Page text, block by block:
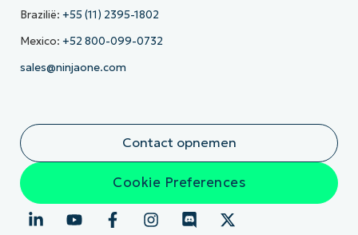
Brazilië: +55 (11) 2395-1802
Mexico: +52 800-099-0732
sales@ninjaone.com
Contact opnemen
Cookie Preferences